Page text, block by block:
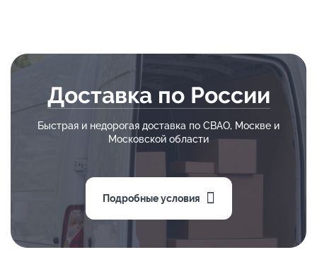
Доставка по России
Быстрая и недорогая доставка по СВАО, Москве и
Московской области
Подробные условия